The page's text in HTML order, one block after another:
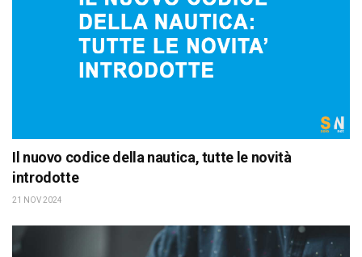
Il nuovo codice della nautica, tutte le novità
introdotte
21 NOV 2024